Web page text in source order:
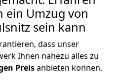
ein Umzug von
sein kann
dass unser
Ihnen nahezu alles zu
Preisanbieten können.